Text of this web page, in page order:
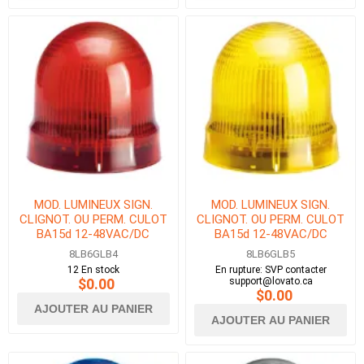
MOD. LUMINEUX SIGN.
CLIGNOT. OU PERM. CULOT
BA15d 12-48VAC/DC
ROUGE
8LB6GLB4
12 En stock
$0.00
AJOUTER AU PANIER
MOD. LUMINEUX SIGN.
CLIGNOT. OU PERM. CULOT
BA15d 12-48VAC/DC
JAUNE
8LB6GLB5
En rupture: SVP contacter
support@lovato.ca
$0.00
AJOUTER AU PANIER